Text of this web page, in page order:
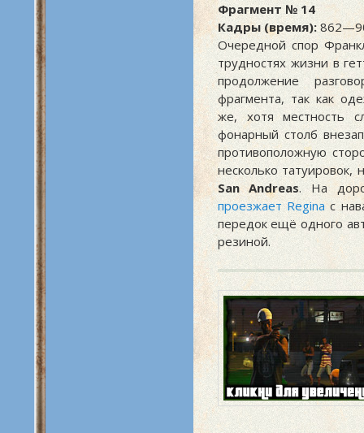
Фрагмент № 14
Кадры (время):
Очередной спор
трудностях жизни в
продолжение
фрагмента, так как
же, хотя местность
фонарный столб
противоположную
несколько
San Andreas. На
проезжает Regina с
передок ещё одного
резиной.